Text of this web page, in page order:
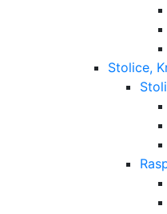
Stolice,